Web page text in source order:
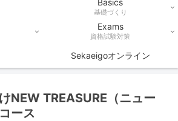
Basics
基礎づくり
Exams
資格試験対策
Sekaeigoオンライン
NEW TREASURE（ニュー
ース